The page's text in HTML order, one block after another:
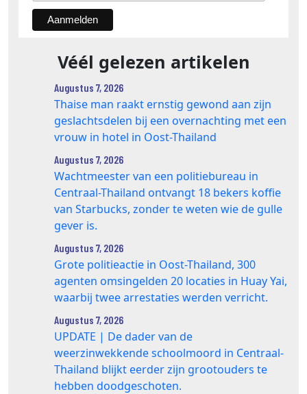
Véél gelezen artikelen
Augustus 7, 2026
Thaise man raakt ernstig gewond aan zijn
geslachtsdelen bij een overnachting met een
vrouw in hotel in Oost-Thailand
Augustus 7, 2026
Wachtmeester van een politiebureau in
Centraal-Thailand ontvangt 18 bekers koffie
van Starbucks, zonder te weten wie de gulle
gever is.
Augustus 7, 2026
Grote politieactie in Oost-Thailand, 300
agenten omsingelden 20 locaties in Huay Yai,
waarbij twee arrestaties werden verricht.
Augustus 7, 2026
UPDATE | De dader van de
weerzinwekkende schoolmoord in Centraal-
Thailand blijkt eerder zijn grootouders te
hebben doodgeschoten.